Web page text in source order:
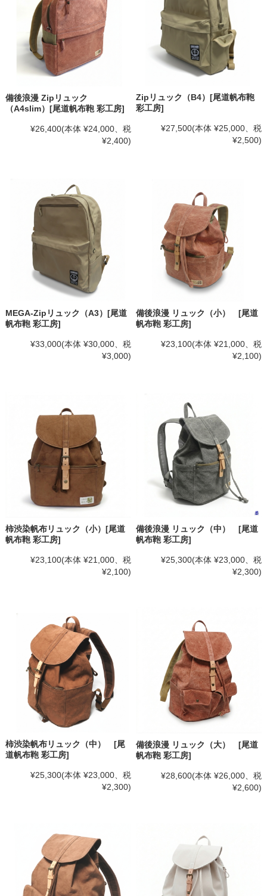
備後浪漫 Zipリュック
（A4slim）[尾道帆布鞄 彩工房]
¥26,400(本体 ¥24,000、税
¥2,400)
Zipリュック（B4）[尾道帆布鞄
彩工房]
¥27,500(本体 ¥25,000、税
¥2,500)
MEGA-Zipリュック（A3）[尾道
帆布鞄 彩工房]
¥33,000(本体 ¥30,000、税
¥3,000)
備後浪漫 リュック（小） [尾道
帆布鞄 彩工房]
¥23,100(本体 ¥21,000、税
¥2,100)
柿渋染帆布リュック（小）[尾道
帆布鞄 彩工房]
¥23,100(本体 ¥21,000、税
¥2,100)
備後浪漫 リュック（中） [尾道
帆布鞄 彩工房]
¥25,300(本体 ¥23,000、税
¥2,300)
柿渋染帆布リュック（中） [尾
道帆布鞄 彩工房]
¥25,300(本体 ¥23,000、税
¥2,300)
備後浪漫 リュック（大） [尾道
帆布鞄 彩工房]
¥28,600(本体 ¥26,000、税
¥2,600)